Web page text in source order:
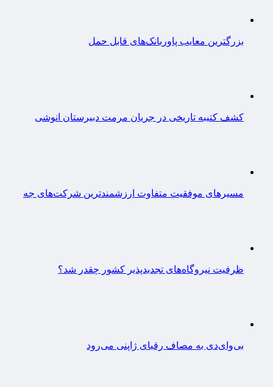
بزرگترین معایب پاوربانک‌های قابل حمل
کشف کتیبه تاریخی در جریان مرمت دبیرستان انوشی
مسیرهای موفقیت متفاوت ارزشمندترین شرکت‌های جه
ظرفیت نیروگاه‌های تجدیدپذیر کشور چقدر شد؟
بی‌وای‌دی به مصاف رقبای ژاپنی می‌رود